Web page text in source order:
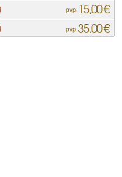
pvp. 15,00 €
pvp.35,00 €